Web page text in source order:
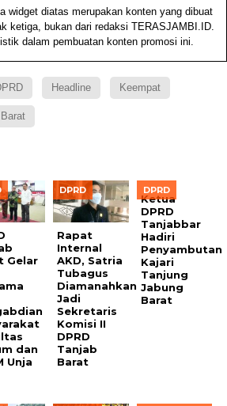
widget diatas merupakan konten yang dibuat
ketiga, bukan dari redaksi TERASJAMBI.ID.
dalam pembuatan konten promosi ini.
Headline Keempat
Gelar
dan
Unja
DPRD
Rapat
Internal
AKD, Satria
Tubagus
Diamanahkan
Jadi
Sekretaris
Komisi II
DPRD
Tanjab
Barat
DPRD
Ketua
DPRD
Tanjabbar
Hadiri
Penyambutan
Kajari
Tanjung
Jabung
Barat